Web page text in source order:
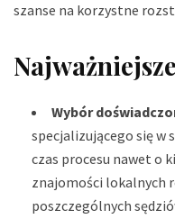
szanse na korzystne
Wybór
specjalizującego się w
czas procesu nawet o
znajomości lokalnych
poszczególnych